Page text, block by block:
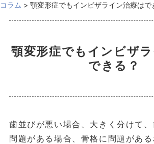
コラム > 顎変形症でもインビザライン治療はで
顎変形症でもインビザ
できる？
歯並びが悪い場合、大きく分けて
問題がある場合、骨格に問題がある